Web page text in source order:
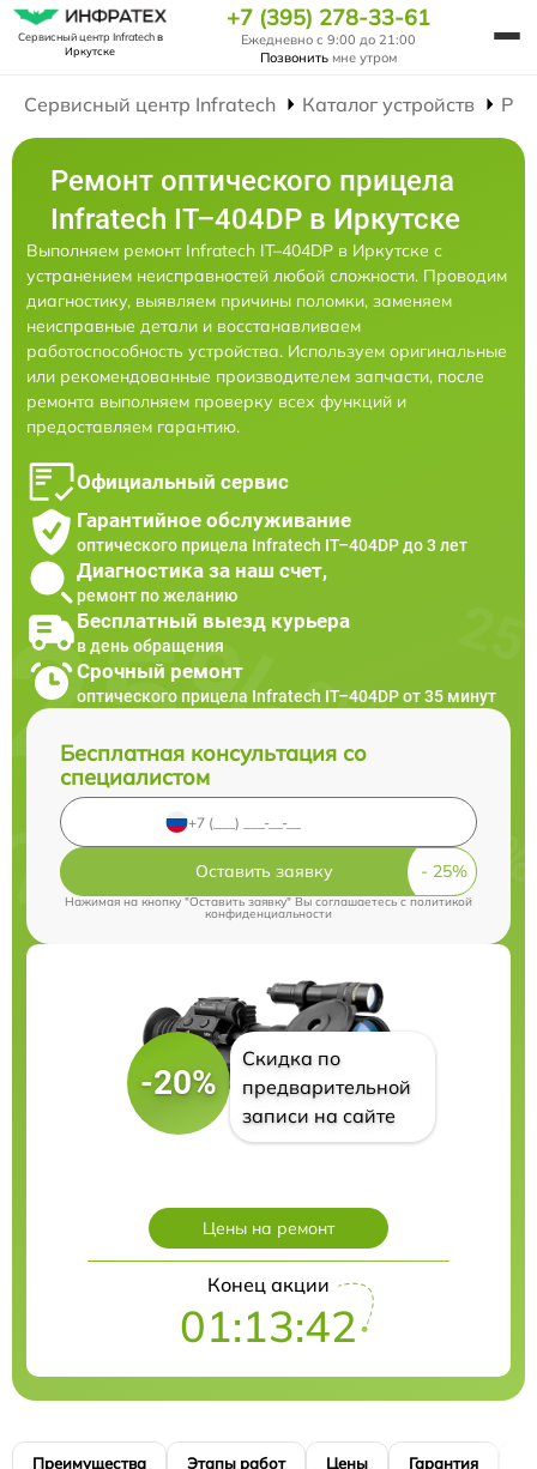
Сервисный центр Infratechв
Иркутске
+7 (395) 278-33-61
Ежедневно с 9:00 до 21:00
Позвонить мне утром
Сервисный центр Infratech Каталог устройств
Ремонт оптического прицела
Infratech IT–404DP в Иркутске
Выполняем ремонт Infratech IT–404DP в Иркутске с
устранением неисправностей любой сложности. Проводим
диагностику, выявляем причины поломки, заменяем
неисправные детали и восстанавливаем
работоспособность устройства. Используем оригинальные
или рекомендованные производителем запчасти, после
ремонта выполняем проверку всех функций и
предоставляем гарантию.
Официальный сервис
Гарантийное обслуживание
оптического прицела Infratech IT–404DP до 3 лет
Диагностика за наш счет,
ремонт по желанию
Бесплатный выезд курьера
в день обращения
Срочный ремонт
оптического прицела Infratech IT–404DP от 35 минут
Бесплатная консультация со
специалистом
Оставить заявку
Нажимая на кнопку "Оставить заявку" Вы соглашаетесь cполитикой
конфиденциальности
-20%
Скидка по
предварительной
записи на сайте
Цены на ремонт
Конец акции
01:13:41
Преимущества Этапы работ Цены Гарантия